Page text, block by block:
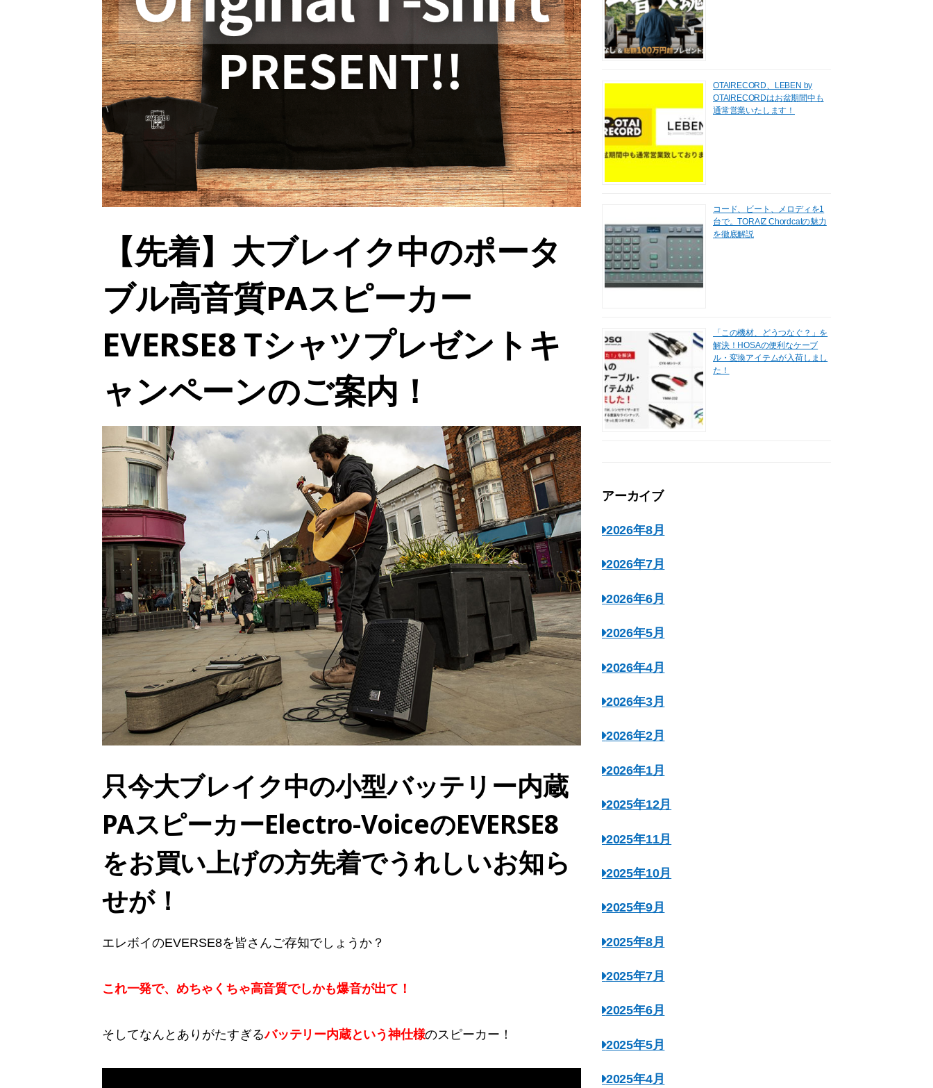
【先着】大ブレイク中のポータ
ブル高音質PAスピーカー
EVERSE8 Tシャツプレゼントキ
ャンペーンのご案内！
只今大ブレイク中の小型バッテリー内蔵
PAスピーカーElectro-VoiceのEVERSE8
をお買い上げの方先着でうれしいお知ら
せが！
エレボイのEVERSE8を皆さんご存知でしょうか？
これ一発で、めちゃくちゃ高音質でしかも爆音が出て！
そしてなんとありがたすぎるバッテリー内蔵という神仕様のスピーカー！
OTAIRECORD、LEBEN by
OTAIRECORDはお盆期間中も
通常営業いたします！
コード、ビート、メロディを1
台で。TORAIZ Chordcatの魅力
を徹底解説
「この機材、どうつなぐ？」を
解決！HOSAの便利なケーブ
ル・変換アイテムが入荷しまし
た！
アーカイブ
2026年8月
2026年7月
2026年6月
2026年5月
2026年4月
2026年3月
2026年2月
2026年1月
2025年12月
2025年11月
2025年10月
2025年9月
2025年8月
2025年7月
2025年6月
2025年5月
2025年4月